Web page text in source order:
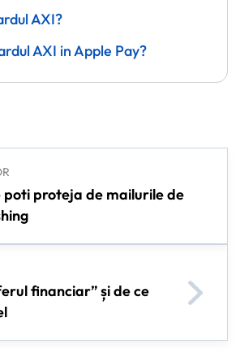
AXI?
AXI in Apple Pay?
poti proteja de mailurile de
financiar” și de ce